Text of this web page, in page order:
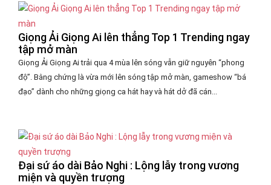
Giọng Ải Giọng Ai lên thẳng Top 1 Trending ngay
tập mở màn
Giọng Ải Giọng Ai trải qua 4 mùa lên sóng vẫn giữ nguyên “phong
độ”. Bằng chứng là vừa mới lên sóng tập mở màn, gameshow “bá
đạo” dành cho những giọng ca hát hay và hát dở đã cán...
Đại sứ áo dài Bảo Nghi : Lộng lẫy trong vương
miện và quyền trượng